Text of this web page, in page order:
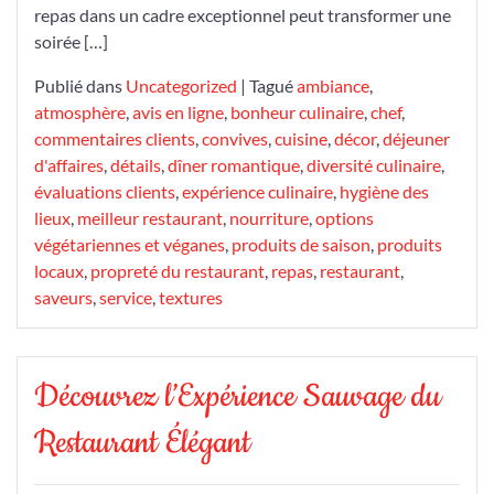
repas dans un cadre exceptionnel peut transformer une
soirée […]
Publié dans Uncategorized | Taguéambiance
atmosphère avis en ligne bonheur culinaire chef,
commentaires clients convives cuisine décor, déjeuner
d'affaires détails dîner romantique diversité culinaire
évaluations clients expérience culinaire hygiène des
lieux meilleur restaurant nourriture options
végétariennes et véganes produits de saison produits
locaux propreté du restaurant repas restaurant
saveurs service textures
Découvrez l’Expérience Sauvage du
Restaurant Élégant